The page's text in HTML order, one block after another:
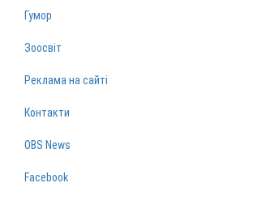
Гумор
Зоосвіт
Реклама на сайті
Контакти
OBS News
Facebook